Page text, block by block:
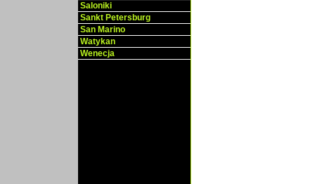
Saloniki
Sankt Petersburg
San Marino
Watykan
Wenecja